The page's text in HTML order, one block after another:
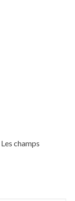
Les champs